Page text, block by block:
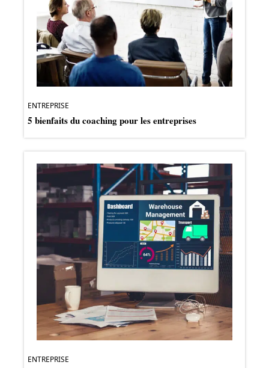
ENTREPRISE
5 bienfaits du coaching pour les entreprises
ENTREPRISE